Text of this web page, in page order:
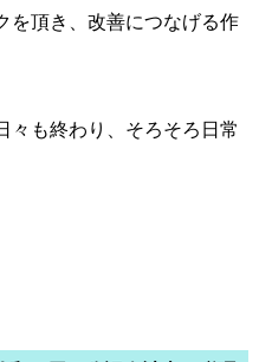
を頂き、改善につなげる作
々も終わり、そろそろ日常